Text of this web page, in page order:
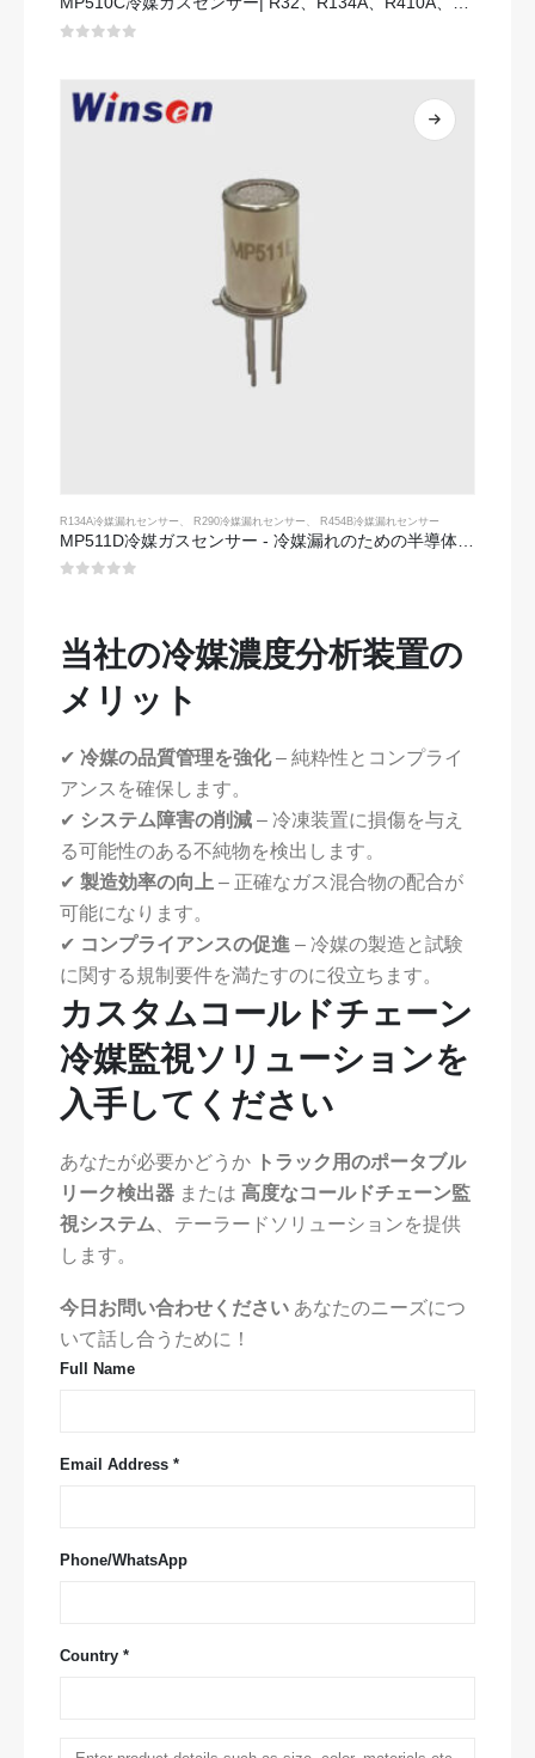
R134A冷媒漏れセンサー R290冷媒漏れセンサー R454B冷媒漏れセンサー
当社の冷媒濃度分析装置の
メリット
✔ 冷媒の品質管理を強化– 純粋性とコンプライ
アンスを確保します。
✔ システム障害の削減 – 冷凍装置に損傷を与え
る可能性のある不純物を検出します。
✔ 製造効率の向上 – 正確なガス混合物の配合が
可能になります。
✔ コンプライアンスの促進 – 冷媒の製造と試験
に関する規制要件を満たすのに役立ちます。
カスタムコールドチェーン
冷媒監視ソリューションを
入手してください
あなたが必要かどうか
トラック用のポータブル
リーク検出器 または 高度なコールドチェーン監
視システム 、テーラードソリューションを提供
します。
今日お問い合わせください あなたのニーズにつ
いて話し合うために！
Full Name
Email Address *
Phone/WhatsApp
Country *